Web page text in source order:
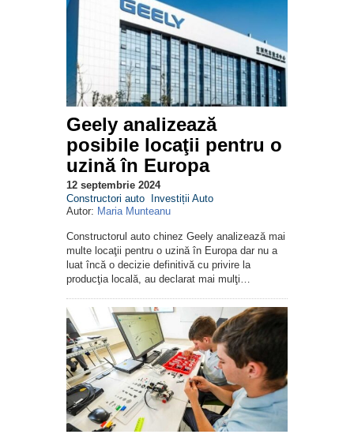
Geely analizează
posibile locaţii pentru o
uzină în Europa
12 septembrie 2024
Constructori auto
Investiții Auto
Autor: Maria Munteanu
Constructorul auto chinez Geely analizează mai
multe locaţii pentru o uzină în Europa dar nu a
luat încă o decizie definitivă cu privire la
producţia locală, au declarat mai mulţi…